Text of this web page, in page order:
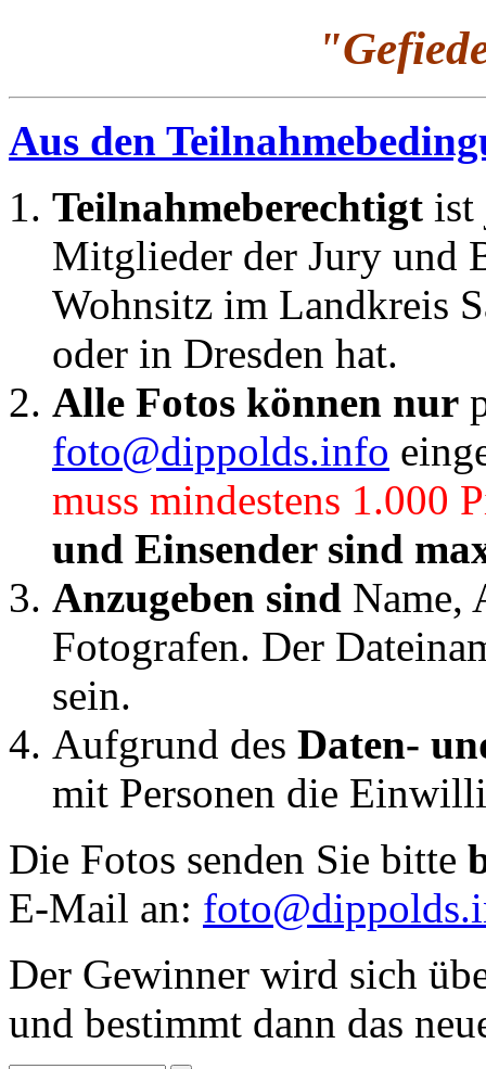
Aus den
Teilnahmeberechtigt ist
Mitglieder der Jury und
Wohnsitz im Landkreis
oder in Dresden hat.
Alle Fotos können nur
foto@dippolds.info
muss mindestens 1.000
und Einsender sind
Anzugeben sind Name,
Fotografen. Der
sein.
Aufgrund des Daten-
mit Personen die
Die Fotos senden Sie bitte
E-Mail an:
Der Gewinner wird sich
und bestimmt dann das